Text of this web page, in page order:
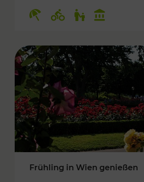
Frühling in Wien genießen